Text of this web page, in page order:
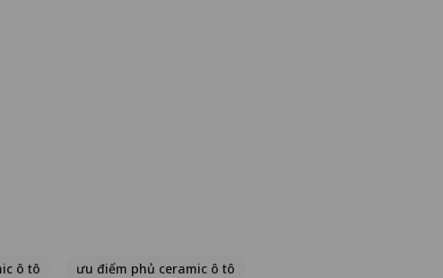
ô tô ưu điểm phủ ceramic ô tô